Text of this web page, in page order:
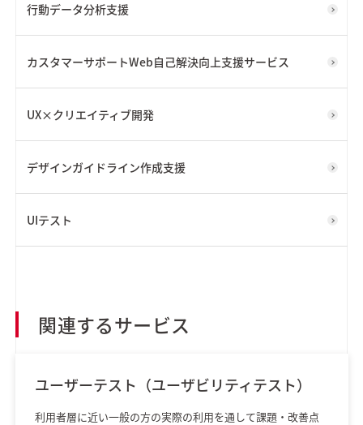
行動データ分析支援
カスタマーサポートWeb自己解決向上支援サービス
UX×クリエイティブ開発
デザインガイドライン作成支援
UIテスト
関連するサービス
ユーザーテスト（ユーザビリティテスト）
利用者層に近い一般の方の実際の利用を通して課題・改善点